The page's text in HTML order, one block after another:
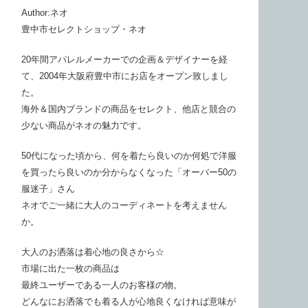
Author:ネオ
豊中市セレクトショップ・ネオ
20年間アパレルメーカーでの企画＆デザイナーを経
て、2004年大阪府豊中市にお店をオープン致しまし
た。
海外＆国内ブランドの商品をセレクト、他店と競合の
少ない商品がネオの魅力です。
50代になった頃から、何を着たら良いのか何処で洋服
を買ったら良いのか分からなくなった「オーバー50の
服迷子」さん
ネオでご一緒に大人のコーディネートを考えません
か。
大人のお洒落は着心地の良さから☆
市場に出た一枚の商品は
最終ユーザーである一人のお客様の物。
どんなにお洒落でも着る人が心地良くなければ意味が